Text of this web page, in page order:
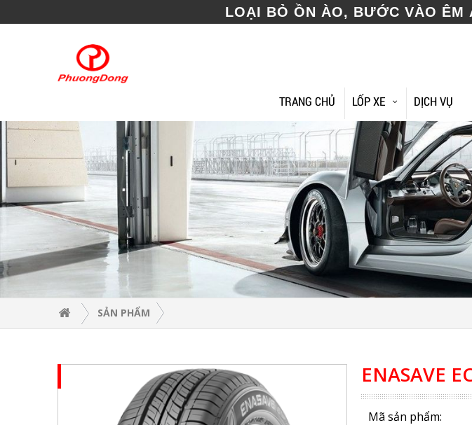
LOẠI BỎ ỒN ÀO, BƯỚC VÀO ÊM
TRANG CHỦ LỐP XE DỊCH VỤ
SẢN PHẨM
ENASAVE
Mã sản phẩm: